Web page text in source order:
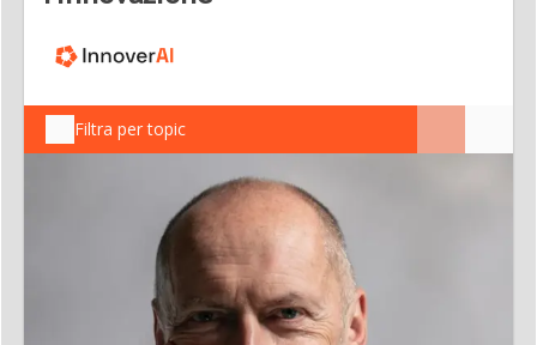
Filtra per topic